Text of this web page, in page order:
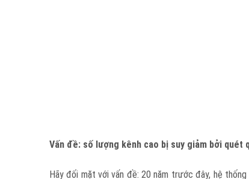
Vấn đề: số lượng kênh cao bị suy giảm bởi quét
Hãy đối mặt với vấn đề: 20 năm trước đây, hệ